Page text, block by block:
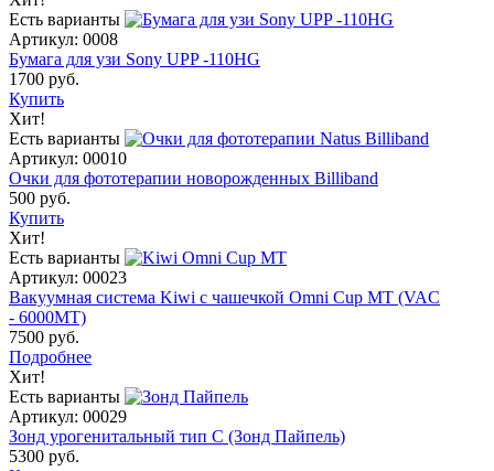
Есть варианты
Артикул: 0008
Бумага для узи Sony UPP -110HG
1700 руб.
Купить
Хит!
Есть варианты
Артикул: 00010
Очки для фототерапии новорожденных Billiband
500 руб.
Купить
Хит!
Есть варианты
Артикул: 00023
Вакуумная система Kiwi с чашечкой Omni Cup MT (VAC
- 6000МТ)
7500 руб.
Подробнее
Хит!
Есть варианты
Артикул: 00029
Зонд урогенитальный тип C (Зонд Пайпель)
5300 руб.